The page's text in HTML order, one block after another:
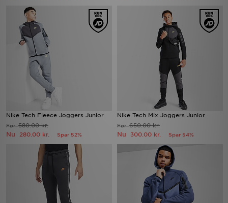
Nike Tech Fleece Joggers Junior
Før580.00 kr.
Nu 280.00 kr. Spar 52%
Nike Tech Mix Joggers Junior
Før650.00 kr.
Nu 300.00 kr. Spar 54%